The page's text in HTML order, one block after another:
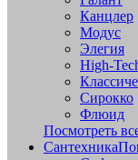
Канцлер
Модус
Элегия
High-
Сирокко
Флюид
Посмотреть
Сантехника